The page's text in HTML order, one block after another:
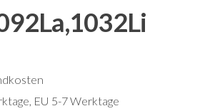
EU 5-7 Werktage